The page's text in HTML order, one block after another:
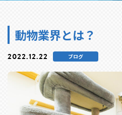
動物業界とは？
2022.12.22 ブログ